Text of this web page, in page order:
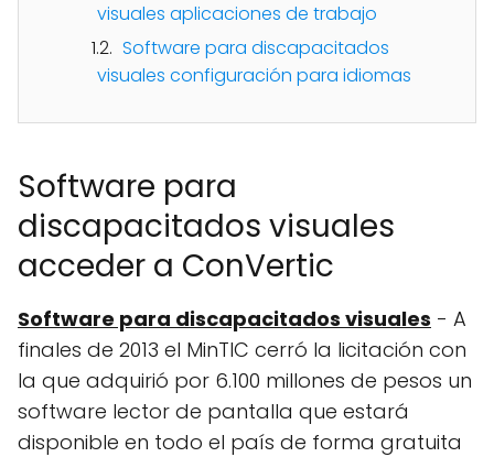
visuales aplicaciones de trabajo
Software para discapacitados
visuales configuración para idiomas
Software para
discapacitados visuales
acceder a ConVertic
Software para discapacitados visuales - A
finales de 2013 el MinTIC cerró la licitación con
la que adquirió por 6.100 millones de pesos un
software lector de pantalla que estará
disponible en todo el país de forma gratuita